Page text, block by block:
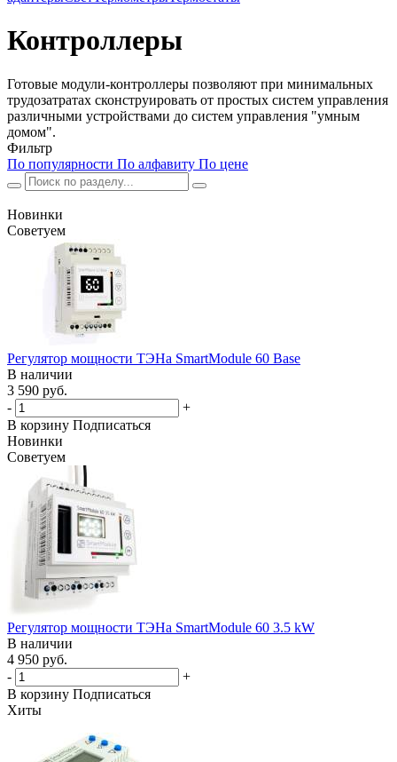
Контроллеры
Готовые модули-контроллеры позволяют при минимальных
трудозатратах сконструировать от простых систем управления
различными устройствами до систем управления "умным
домом".
Фильтр
По популярности По алфавиту По цене
Новинки
Советуем
Регулятор мощности ТЭНа SmartModule 60 Base
В наличии
3 590 руб.
-
+
В корзину Подписаться
Новинки
Советуем
Регулятор мощности ТЭНа SmartModule 60 3.5 kW
В наличии
4 950 руб.
-
+
В корзину Подписаться
Хиты